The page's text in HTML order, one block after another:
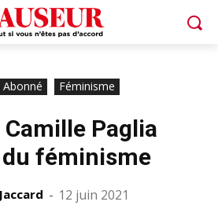
Abonné Féminisme
Camille Paglia
du féminisme
- 12 juin 2021